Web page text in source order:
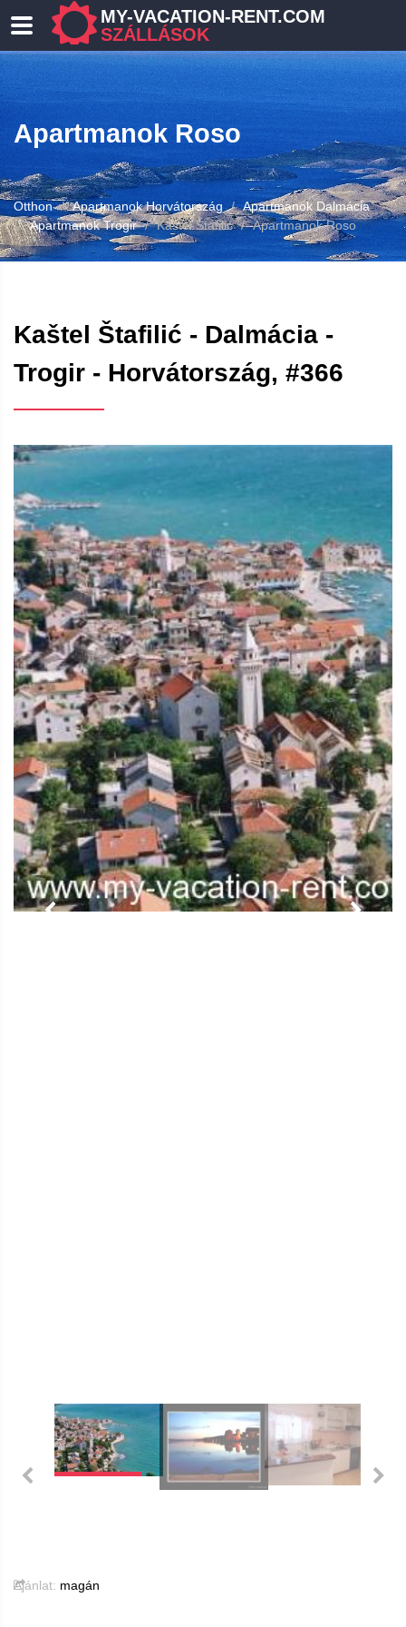
MY-VACATION-RENT.COM
SZÁLLÁSOK
Apartmanok Roso
Otthon Apartmanok Horvátország
Apartmanok Dalmácia
Apartmanok Trogir
Kaštel Štafilić Apartmanok Roso
Kaštel Štafilić - Dalmácia -
Trogir - Horvátország, #366
Ajánlat: magán